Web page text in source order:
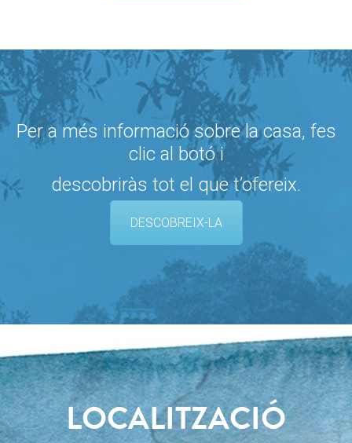
Per a més informació sobre la casa, fes
clic al botó i
descobriràs tot el que t’ofereix.
DESCOBREIX-LA
LOCALITZACIÓ